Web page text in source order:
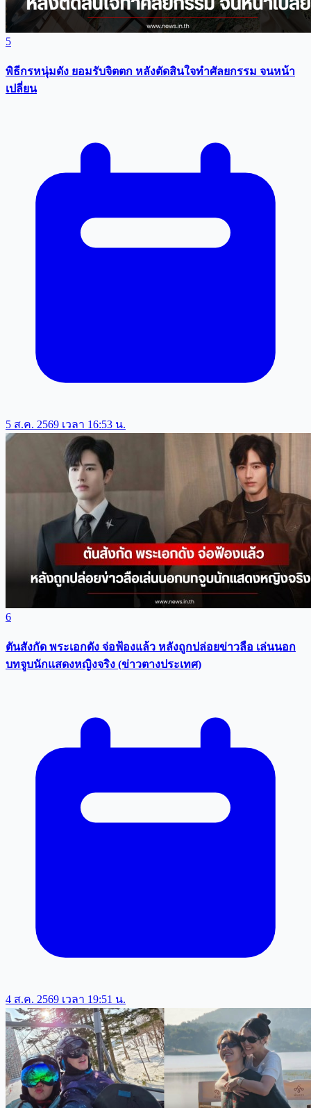
5
พิธีกรหนุ่มดัง ยอมรับจิตตก หลังตัดสินใจทำศัลยกรรม จนหน้า
เปลี่ยน
5 ส.ค. 2569 เวลา 16:53 น.
6
ตันสังกัด พระเอกดัง จ่อฟ้องแล้ว หลังถูกปล่อยข่าวลือ เล่นนอก
บทจูบนักแสดงหญิงจริง (ข่าวตางประเทศ)
4 ส.ค. 2569 เวลา 19:51 น.